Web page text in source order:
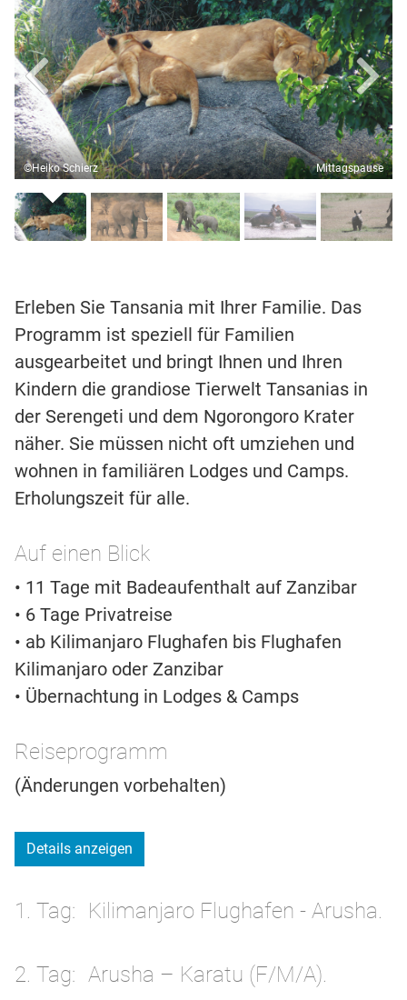
©Heiko Schierz Mittagspause
Erleben Sie Tansania mit Ihrer Familie. Das
Programm ist speziell für Familien
ausgearbeitet und bringt Ihnen und Ihren
Kindern die grandiose Tierwelt Tansanias in
der Serengeti und dem Ngorongoro Krater
näher. Sie müssen nicht oft umziehen und
wohnen in familiären Lodges und Camps.
Erholungszeit für alle.
Auf einen Blick
• 11 Tage mit Badeaufenthalt auf Zanzibar
• 6 Tage Privatreise
• ab Kilimanjaro Flughafen bis Flughafen
Kilimanjaro oder Zanzibar
• Übernachtung in Lodges & Camps
Reiseprogramm
(Änderungen vorbehalten)
Details anzeigen
1. Tag Kilimanjaro Flughafen - Arusha.
2. Tag Arusha – Karatu (F/M/A).